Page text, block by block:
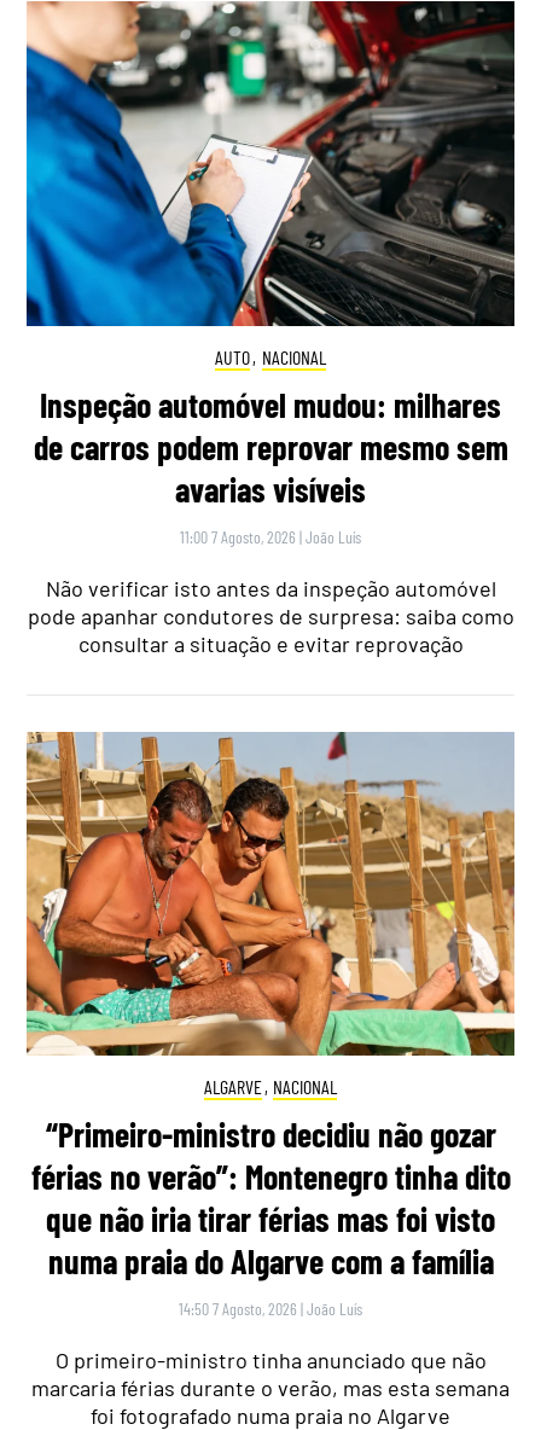
AUTO, NACIONAL
Inspeção automóvel mudou: milhares
de carros podem reprovar mesmo sem
avarias visíveis
11:00 7 Agosto, 2026 |João Luís
Não verificar isto antes da inspeção automóvel
pode apanhar condutores de surpresa: saiba como
consultar a situação e evitar reprovação
ALGARVE, NACIONAL
“Primeiro-ministro decidiu não gozar
férias no verão”: Montenegro tinha dito
que não iria tirar férias mas foi visto
numa praia do Algarve com a família
14:50 7 Agosto, 2026 |João Luís
O primeiro-ministro tinha anunciado que não
marcaria férias durante o verão, mas esta semana
foi fotografado numa praia no Algarve